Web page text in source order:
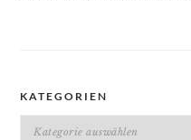
KATEGORIEN
Kategorien